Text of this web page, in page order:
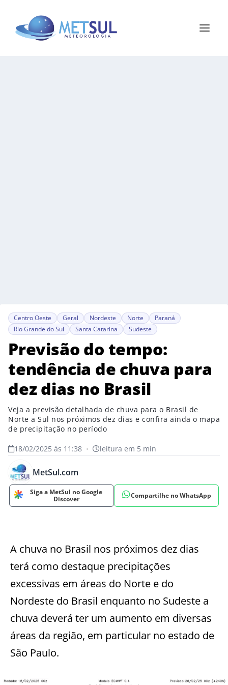
Centro Oeste Geral Nordeste Norte
Paraná
Rio Grande do Sul
Santa Catarina Sudeste
Previsão do tempo:
tendência de chuva para
dez dias no Brasil
Veja a previsão detalhada de chuva para o Brasil de
Norte a Sul nos próximos dez dias e confira ainda o mapa
de precipitação no período
18/02/2025 às 11:38 • leitura em 5 min
MetSul.com
Siga a MetSul no Google
Discover
Compartilhe no WhatsApp
A chuva no Brasil nos próximos dez dias
terá como destaque precipitações
excessivas em áreas do Norte e do
Nordeste do Brasil enquanto no Sudeste a
chuva deverá ter um aumento em diversas
áreas da região, em particular no estado de
São Paulo.